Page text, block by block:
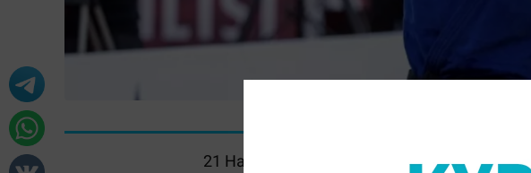
21 Наурыз 2026, 09:58